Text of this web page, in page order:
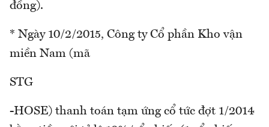
đồng).
* Ngày 10/2/2015, Công ty Cổ phần Kho vận
miền Nam (mã
STG
-HOSE) thanh toán tạm ứng cổ tức đợt 1/2014